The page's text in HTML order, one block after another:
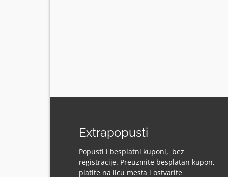
Extrapopusti
Popusti i besplatni kuponi, bez
registracije. Preuzmite besplatan kupon,
platite na licu mesta i ostvarite